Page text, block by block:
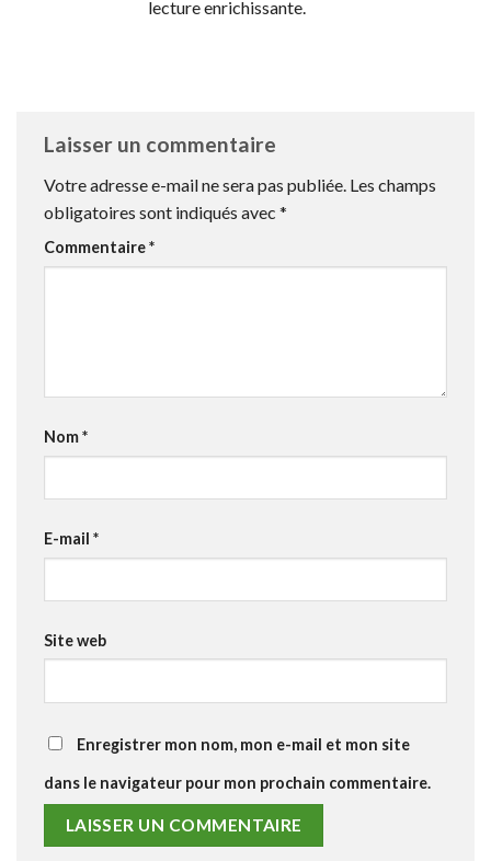
lecture enrichissante.
Laisser un commentaire
Votre adresse e-mail ne sera pas publiée. Les champs
obligatoires sont indiqués avec *
Commentaire*
Nom*
E-mail *
Site web
Enregistrer mon nom, mon e-mail et mon site
dans le navigateur pour mon prochain commentaire.